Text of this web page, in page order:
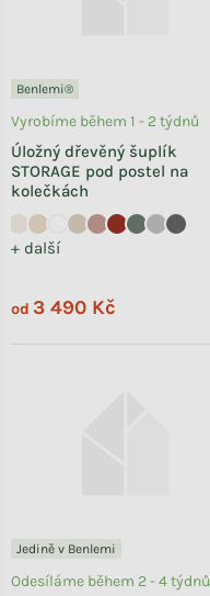
Benlemi®
Úložný dřevěný šuplík
STORAGE pod postel na
kolečkách
+ další
Vyrobíme během 1 - 2 týdnů
od 3 490 Kč
Jedině v Benlemi
Odesíláme během 2 - 4 týdnů